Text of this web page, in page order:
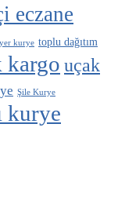
eczane
kurye toplu dağıtım
kargo uçak
Şile Kurye
kurye